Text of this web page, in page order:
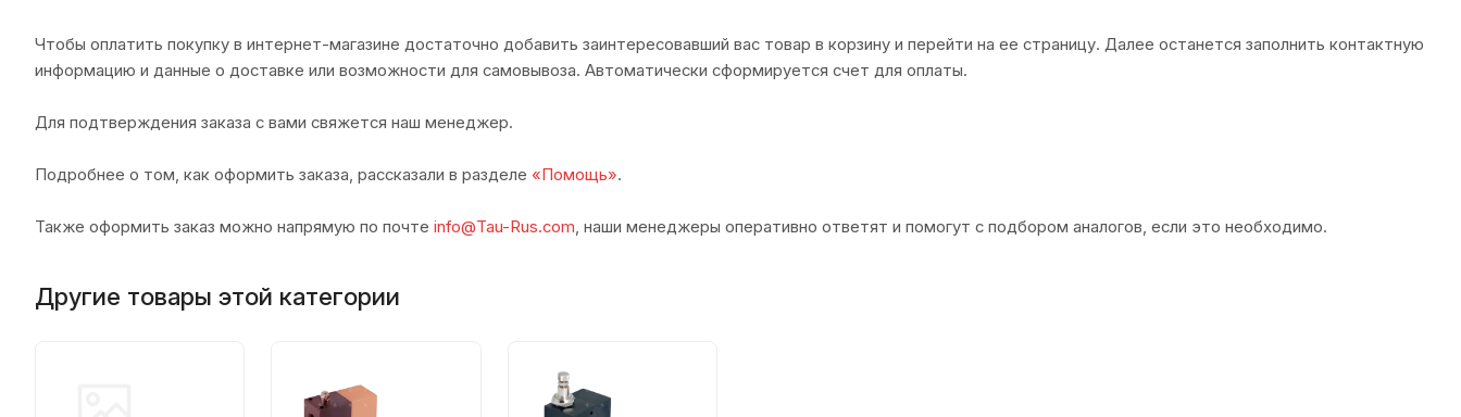
Чтобы оплатить покупку в интернет-магазине достаточно добавить заинтересовавший вас товар в корзину и перейти на ее страницу. Далее останется заполнить контактную
информацию и данные о доставке или возможности для самовывоза. Автоматически сформируется счет для оплаты.
Для подтверждения заказа с вами свяжется наш менеджер.
Подробнее о том, как оформить заказа, рассказали в разделе «Помощь».
Также оформить заказ можно напрямую по почте info@Tau-Rus.com, наши менеджеры оперативно ответят и помогут с подбором аналогов, если это необходимо.
Другие товары этой категории